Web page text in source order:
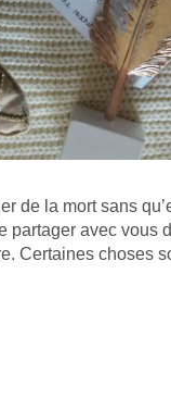
de la mort sans
partager avec vous
Certaines choses